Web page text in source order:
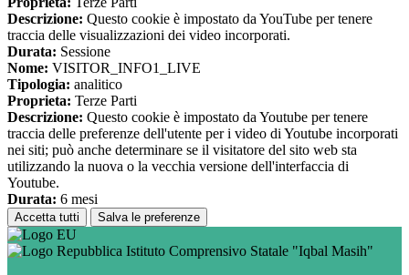
Descrizione: Questo cookie è impostato da YouTube per tenere
traccia delle visualizzazioni dei video incorporati.
Durata: Sessione
Nome: VISITOR_INFO1_LIVE
Tipologia: analitico
Proprieta: Terze Parti
Descrizione: Questo cookie è impostato da Youtube per tenere
traccia delle preferenze dell'utente per i video di Youtube incorporati
nei siti; può anche determinare se il visitatore del sito web sta
utilizzando la nuova o la vecchia versione dell'interfaccia di
Youtube.
Durata: 6 mesi
Accetta tutti Salva le preferenze
Istituto Comprensivo Statale "Iqbal Masih"